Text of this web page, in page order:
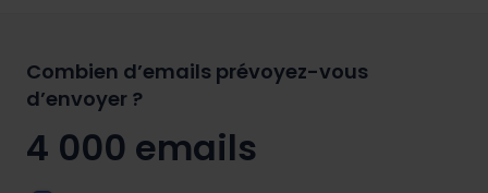
Combien d’emails prévoyez-vous
d’envoyer ?
4 000 emails